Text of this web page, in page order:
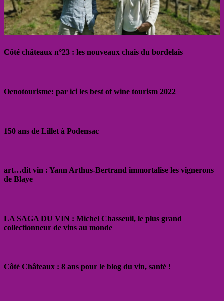
Côté châteaux n°23 : les nouveaux chais du bordelais
Oenotourisme: par ici les best of wine tourism 2022
150 ans de Lillet à Podensac
art…dit vin : Yann Arthus-Bertrand immortalise les vignerons
de Blaye
LA SAGA DU VIN : Michel Chasseuil, le plus grand
collectionneur de vins au monde
Côté Châteaux : 8 ans pour le blog du vin, santé !